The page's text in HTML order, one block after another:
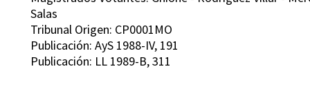
Salas
Tribunal Origen: CP0001MO
Publicación: AyS 1988-IV, 191
Publicación: LL 1989-B, 311